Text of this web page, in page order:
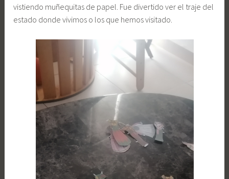
vistiendo muñequitas de papel. Fue divertido ver el traje del
estado donde vivimos o los que hemos visitado.